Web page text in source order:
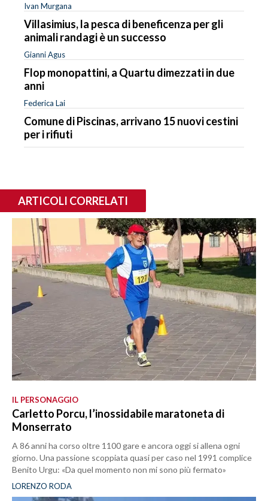
Ivan Murgana
Villasimius, la pesca di beneficenza per gli
animali randagi è un successo
Gianni Agus
Flop monopattini, a Quartu dimezzati in due
anni
Federica Lai
Comune di Piscinas, arrivano 15 nuovi cestini
per i rifiuti
ARTICOLI CORRELATI
IL PERSONAGGIO
Carletto Porcu, l’inossidabile maratoneta di
Monserrato
A 86 anni ha corso oltre 1100 gare e ancora oggi si allena ogni
giorno. Una passione scoppiata quasi per caso nel 1991 complice
Benito Urgu: «Da quel momento non mi sono più fermato»
LORENZO RODA